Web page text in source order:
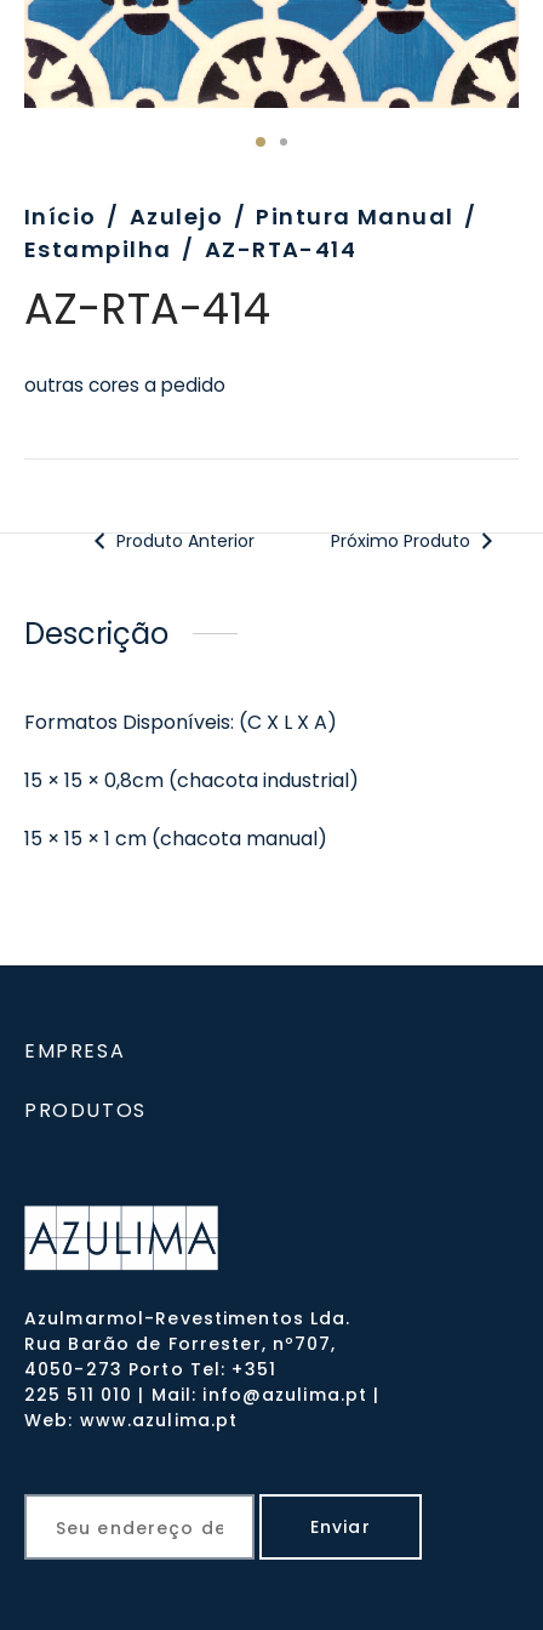
Início / Azulejo / Pintura Manual /
Estampilha / AZ-RTA-414
AZ-RTA-414
outras cores a pedido
Produto Anterior Próximo Produto
Descrição
Formatos Disponíveis: (C X L X A)
15 × 15 × 0,8cm (chacota industrial)
15 × 15 × 1 cm (chacota manual)
EMPRESA
PRODUTOS
Azulmarmol-Revestimentos Lda.
Rua Barão de Forrester, nº707,
4050-273 Porto Tel: +351
225 511 010 | Mail: info@azulima.pt |
Web: www.azulima.pt
Formatos